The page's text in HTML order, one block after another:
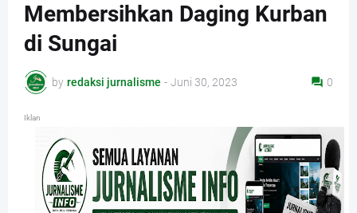
Membersihkan Daging Kurban
di Sungai
by redaksi jurnalisme - Juni 30, 2023 0
Iklan